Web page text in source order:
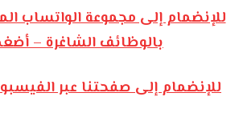
مجموعة الواتساب المعتمدة
بالوظائف الشاغرة – أضغط هنا
إلى صفحتنا عبر الفيسبوك – أضغط